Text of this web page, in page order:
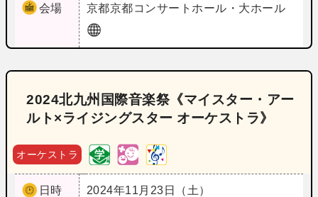
会場 京都京都コンサートホール・大ホール
2024北九州国際音楽祭《マイスター・アー
ルト×ライジングスター オーケストラ》
オーケストラ
日時
2024年11月23日（土）